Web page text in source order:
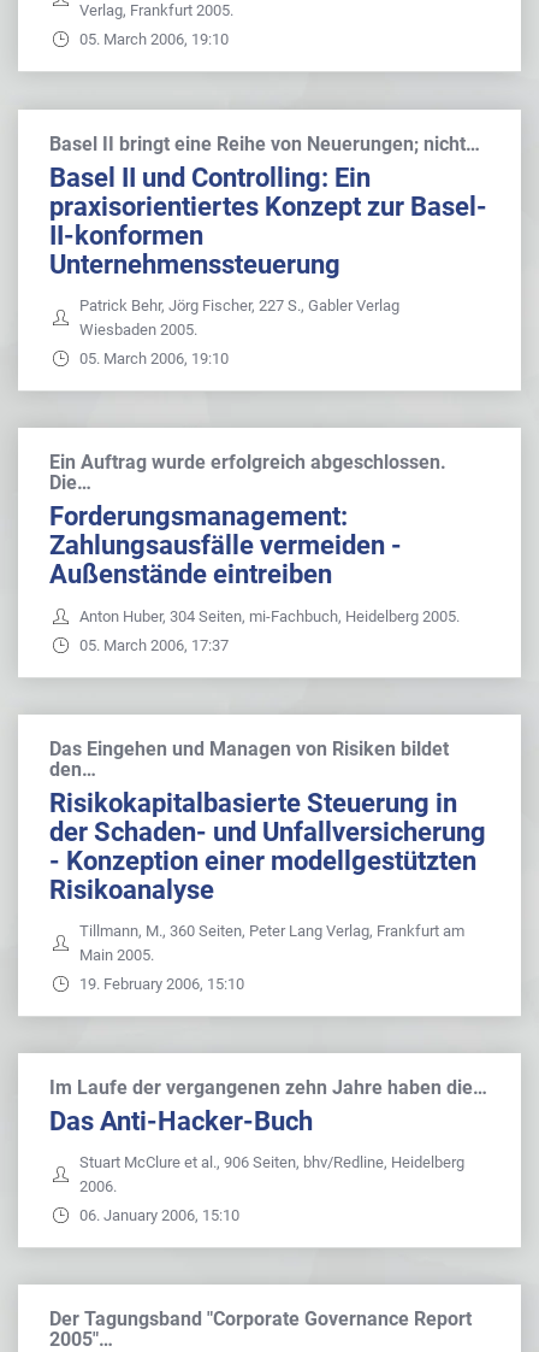
Verlag, Frankfurt 2005.
05. March 2006, 19:10
Basel II bringt eine Reihe von Neuerungen; nicht…
Basel II und Controlling: Ein
praxisorientiertes Konzept zur Basel-
II-konformen
Unternehmenssteuerung
Patrick Behr, Jörg Fischer, 227 S., Gabler Verlag
Wiesbaden 2005.
05. March 2006, 19:10
Ein Auftrag wurde erfolgreich abgeschlossen.
Die…
Forderungsmanagement:
Zahlungsausfälle vermeiden -
Außenstände eintreiben
Anton Huber, 304 Seiten, mi-Fachbuch, Heidelberg 2005.
05. March 2006, 17:37
Das Eingehen und Managen von Risiken bildet
den…
Risikokapitalbasierte Steuerung in
der Schaden- und Unfallversicherung
- Konzeption einer modellgestützten
Risikoanalyse
Tillmann, M., 360 Seiten, Peter Lang Verlag, Frankfurt am
Main 2005.
19. February 2006, 15:10
Im Laufe der vergangenen zehn Jahre haben die…
Das Anti-Hacker-Buch
Stuart McClure et al., 906 Seiten, bhv/Redline, Heidelberg
2006.
06. January 2006, 15:10
Der Tagungsband "Corporate Governance Report
2005"…